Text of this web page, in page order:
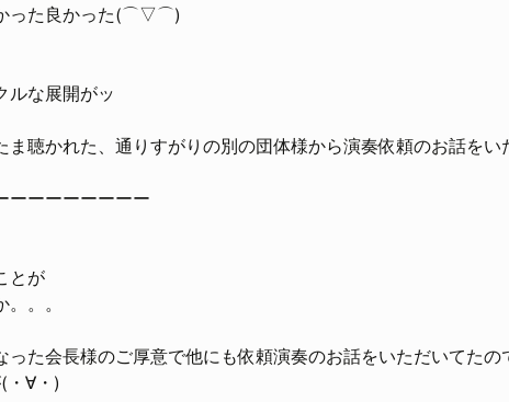
った良かった(⌒▽⌒)
ルな展開がッ
ま聴かれた、通りすがりの別の団体様から演奏依頼のお話をい
ーーーーーーーー
とが
。。
った会長様のご厚意で他にも依頼演奏のお話をいただいてた
・∀・)